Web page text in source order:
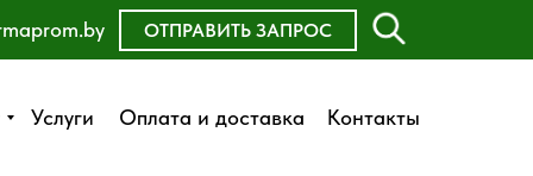
Услуги Оплата и доставка Контакты
ОТПРАВИТЬ ЗАПРОС
Услуги Оплата и доставка Контакты
ОСТАВИТЬ ЗАЯВКУ